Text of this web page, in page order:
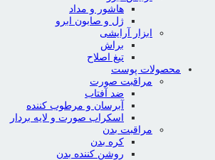
هاشور و مداد
ژل و صابون ابرو
ابزار آرایشی
براش
تیغ اصلاح
محصولات پوست
مراقبت صورت
ضد آفتاب
آبرسان و مرطوب کننده
اسکراب صورت و لایه بردار
مراقبت بدن
کره بدن
روشن کننده بدن